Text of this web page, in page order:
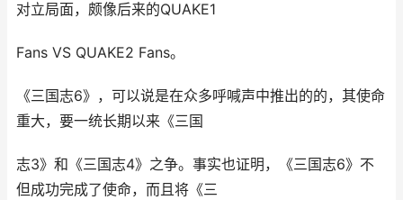
对立局面，颇像后来的QUAKE1
Fans VS QUAKE2 Fans。
《三国志6》，可以说是在众多呼喊声中推出的的，其使命
重大，要一统长期以来《三国
志3》和《三国志4》之争。事实也证明，《三国志6》不
但成功完成了使命，而且将《三